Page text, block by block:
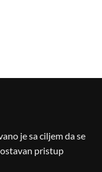
je sa ciljem da se
pristup